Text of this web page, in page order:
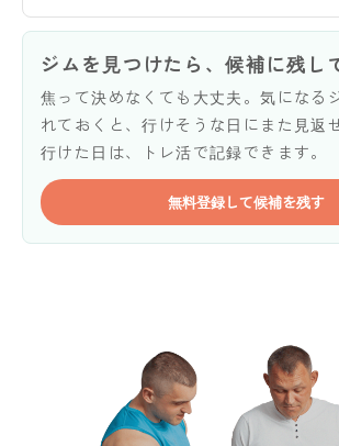
ジムを見つけたら、候補に残し
焦って決めなくても大丈夫。気になる
れておくと、行けそうな日にまた見返
行けた日は、トレ活で記録できます。
無料登録して候補を残す